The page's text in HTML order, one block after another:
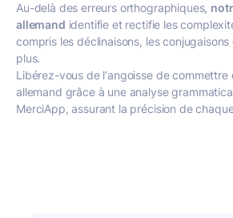
Au-delà des erreurs orthographiques,
allemand identifie et rectifie les
compris les déclinaisons, les
plus.
Libérez-vous de l’angoisse de commettre
allemand grâce à une analyse
MerciApp, assurant la précision de